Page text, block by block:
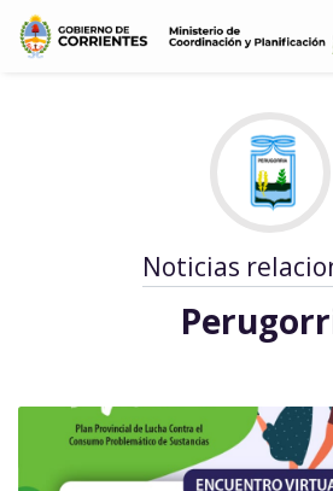
Noticias